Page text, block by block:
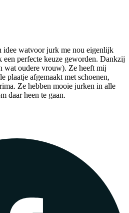
idee watvoor jurk me nou eigenlijk
een perfecte keuze geworden. Dankzij
wat oudere vrouw). Ze heeft mij
plaatje afgemaakt met schoenen,
Ze hebben mooie jurken in alle
daar heen te gaan.